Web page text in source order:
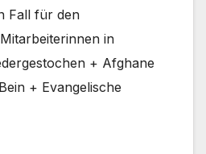
Fall für den
in
+ Afghane
+ Evangelische